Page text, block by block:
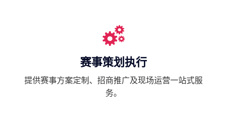
赛事策划执行
提供赛事方案定制、招商推广及现场运营一站式服
务。